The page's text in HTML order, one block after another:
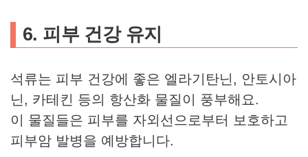
6. 피부 건강 유지
석류는 피부 건강에 좋은 엘라기탄닌, 안토시아
닌, 카테킨 등의 항산화 물질이 풍부해요.
이 물질들은 피부를 자외선으로부터 보호하고
피부암 발병을 예방합니다.